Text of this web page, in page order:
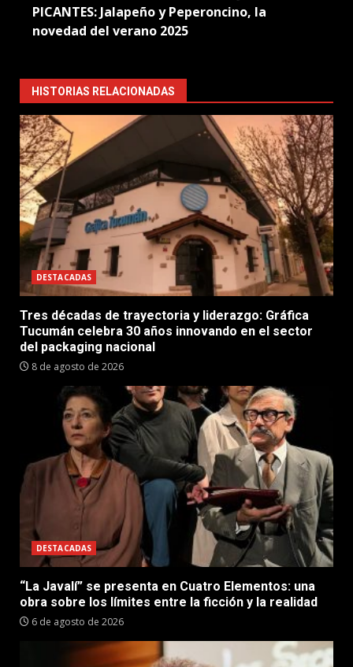
PICANTES: Jalapeño y Peperoncino, la
novedad del verano 2025
HISTORIAS RELACIONADAS
DESTACADAS
Tres décadas de trayectoria y liderazgo: Gráfica
Tucumán celebra 30 años innovando en el sector
del packaging nacional
8 de agosto de 2026
DESTACADAS
“La Javalí” se presenta en Cuatro Elementos: una
obra sobre los límites entre la ficción y la realidad
6 de agosto de 2026